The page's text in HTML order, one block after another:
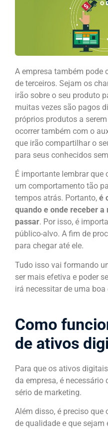
A empresa também pode
de terceiros. Sejam os
irão sobre o seu produto
muitas vezes são pagos
próprios produtos a
ocorrer também com o
que irão compartilhar o
para seus conhecidos
É importante lembrar
um comportamento tão
tempos atrás. Portanto, é
quando e onde receber
passar. Por isso, é
público-alvo. A fim de
para chegar até ele.
Tudo isso vai formando
ser mais efetiva e poder
irá necessitar de uma boa
Como
de ativos
Para que os ativos
da empresa, é
sério de marketing.
Além disso, é preciso que
de qualidade e que